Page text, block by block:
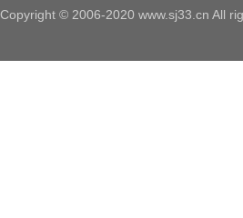
Copyright © 2006-2020 www.sj33.cn All